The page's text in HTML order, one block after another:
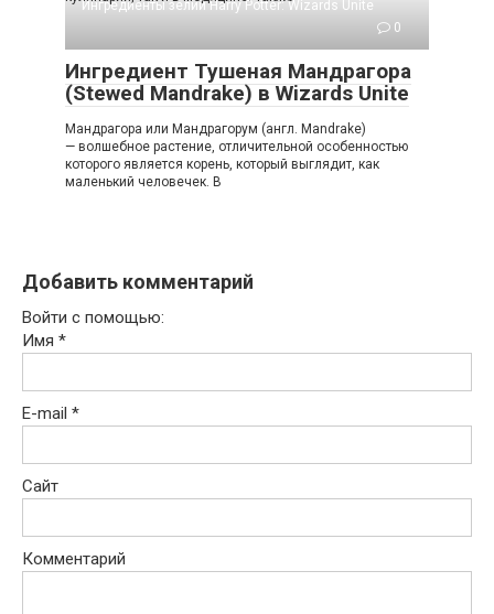
Ингредиенты зелий Harry Potter: Wizards Unite
0
Ингредиент Тушеная Мандрагора
(Stewed Mandrake) в Wizards Unite
Мандрагора или Мандрагорум (англ. Mandrake)
— волшебное растение, отличительной особенностью
которого является корень, который выглядит, как
маленький человечек. В
Добавить комментарий
Войти с помощью:
Имя *
E-mail *
Сайт
Комментарий